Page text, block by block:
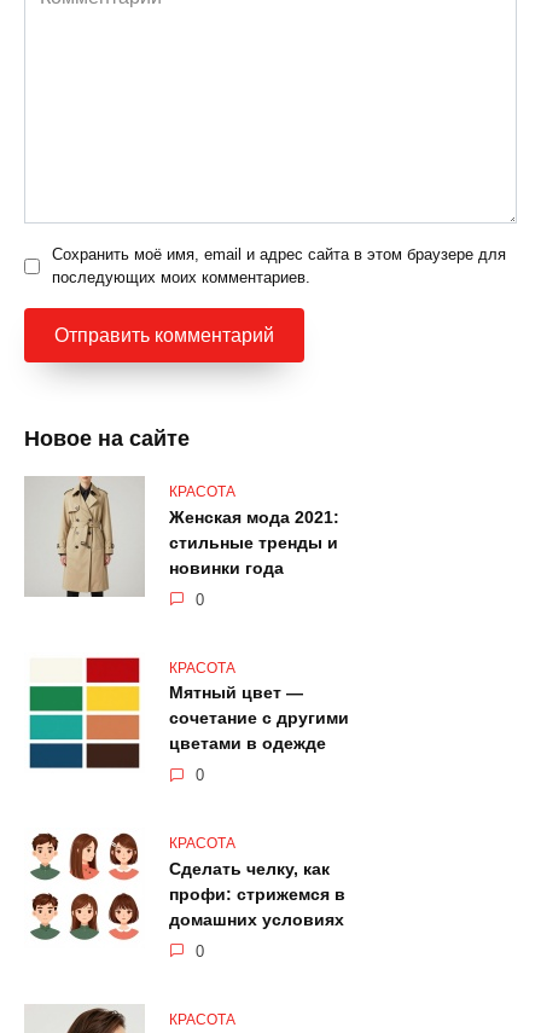
Сохранить моё имя, email и адрес сайта в этом браузере для
последующих моих комментариев.
Новое на сайте
КРАСОТА
Женская мода 2021:
стильные тренды и
новинки года
0
КРАСОТА
Мятный цвет —
сочетание с другими
цветами в одежде
0
КРАСОТА
Сделать челку, как
профи: стрижемся в
домашних условиях
0
КРАСОТА